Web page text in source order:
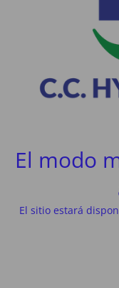
El modo
El sitio estará